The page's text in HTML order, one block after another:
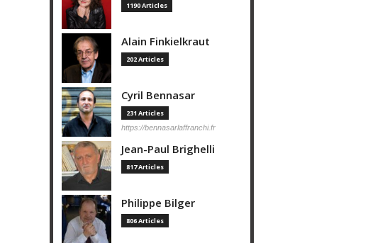
1190 Articles
Alain Finkielkraut
202 Articles
Cyril Bennasar
231 Articles
https://bennasarlaffranchi.fr
Jean-Paul Brighelli
817 Articles
Philippe Bilger
806 Articles